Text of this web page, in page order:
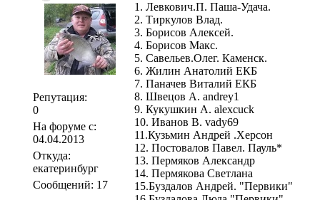
Репутация:
0
На форуме с:
04.04.2013
Откуда:
екатеринбург
Сообщений: 17
1. Левкович.П. Паша-Удача.
2. Тиркулов Влад.
3. Борисов Алексей.
4. Борисов Макс.
5. Савельев.Олег. Каменск.
6. Жилин Анатолий ЕКБ
7. Паначев Виталий ЕКБ
8. Швецов А. andrey1
9. Кукушкин А. alexcuck
10. Иванов В. vady69
11.Кузьмин Андрей .Херсон
12. Постовалов Павел. Пауль*
13. Пермяков Александр
14. Пермякова Светлана
15.Буздалов Андрей. "Первики"